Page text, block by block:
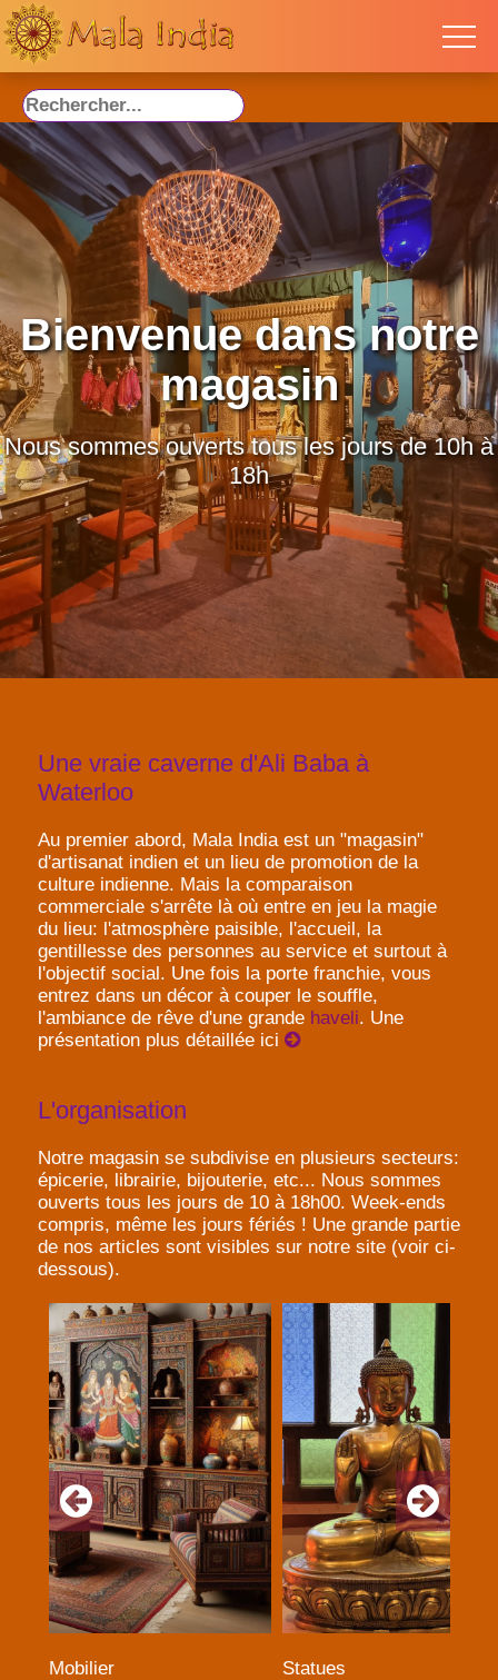
Bienvenue dans notre
magasin
Nous sommes ouverts tous les jours de 10h à
18h
Une vraie caverne d'Ali Baba à
Waterloo
Au premier abord, Mala India est un "magasin"
d'artisanat indien et un lieu de promotion de la
culture indienne. Mais la comparaison
commerciale s'arrête là où entre en jeu la magie
du lieu: l'atmosphère paisible, l'accueil, la
gentillesse des personnes au service et surtout à
l'objectif social. Une fois la porte franchie, vous
entrez dans un décor à couper le souffle,
l'ambiance de rêve d'une grande haveli. Une
présentation plus détaillée ici
L'organisation
Notre magasin se subdivise en plusieurs secteurs:
épicerie, librairie, bijouterie, etc... Nous sommes
ouverts tous les jours de 10 à 18h00. Week-ends
compris, même les jours fériés ! Une grande partie
de nos articles sont visibles sur notre site (voir ci-
dessous).
Mobilier Statues